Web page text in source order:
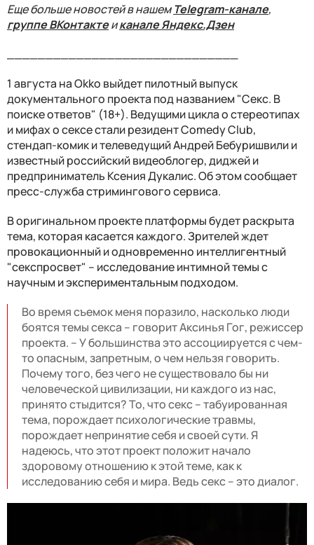
Еще больше новостей в нашемTelegram-канале,
группе ВКонтактеиканале Яндекс.Дзен
1 августа на Okko выйдет пилотный выпуск
документального проекта под названием "Секс. В
поиске ответов" (18+). Ведущими цикла о стереотипах
и мифах о сексе стали резидент Comedy Club,
стендап-комик и телеведущий Андрей Бебуришвили и
известный российский видеоблогер, диджей и
предприниматель Ксения Дукалис. Об этом сообщает
пресс-служба стримингового сервиса.
В оригинальном проекте платформы будет раскрыта
тема, которая касается каждого. Зрителей ждет
провокационный и одновременно интеллигентный
"секспросвет" – исследование интимной темы с
научным и экспериментальным подходом.
Во время съемок меня поразило, насколько люди
боятся темы секса – говорит Аксинья Гог, режиссер
проекта. – У большинства это ассоциируется с чем-
то опасным, запретным, о чем нельзя говорить.
Почему того, без чего не существовало бы ни
человеческой цивилизации, ни каждого из нас,
принято стыдится? То, что секс – табуированная
тема, порождает психологические травмы,
порождает непринятие себя и своей сути. Я
надеюсь, что этот проект положит начало
здоровому отношению к этой теме, как к
исследованию себя и мира. Ведь секс – это диалог.